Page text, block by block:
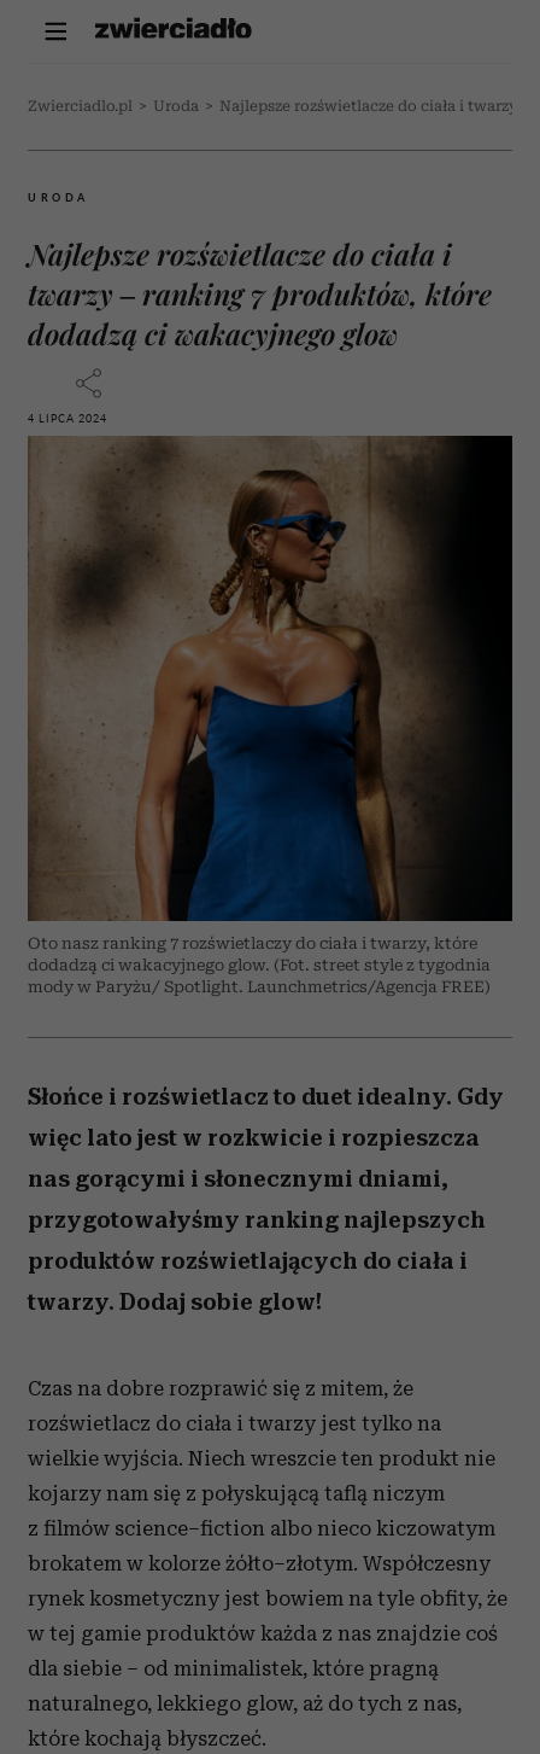
Zwierciadlo.pl > Uroda > Najlepsze rozświetlacze do ciała i twarzy
URODA
Najlepsze rozświetlacze do ciała i
twarzy – ranking 7 produktów, które
dodadzą ci wakacyjnego glow
4 LIPCA 2024
Oto nasz ranking 7 rozświetlaczy do ciała i twarzy, które
dodadzą ci wakacyjnego glow. (Fot. street style z tygodnia
mody w Paryżu/ Spotlight. Launchmetrics/Agencja FREE)
Słońce i rozświetlacz to duet idealny. Gdy
więc lato jest w rozkwicie i rozpieszcza
nas gorącymi i słonecznymi dniami,
przygotowałyśmy ranking najlepszych
produktów rozświetlających do ciała i
twarzy. Dodaj sobie glow!
Czas na dobre rozprawić się z mitem, że
rozświetlacz do ciała i twarzy jest tylko na
wielkie wyjścia. Niech wreszcie ten produkt nie
kojarzy nam się z połyskującą taflą niczym
z filmów science–fiction albo nieco kiczowatym
brokatem w kolorze żółto–złotym. Współczesny
rynek kosmetyczny jest bowiem na tyle obfity, że
w tej gamie produktów każda z nas znajdzie coś
dla siebie – od minimalistek, które pragną
naturalnego, lekkiego glow, aż do tych z nas,
które kochają błyszczeć.